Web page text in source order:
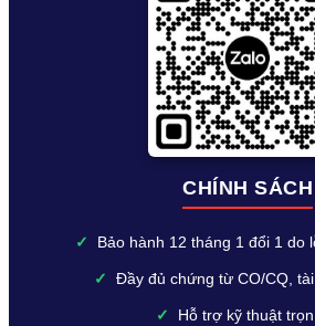
CHÍNH SÁCH
✓ Bảo hành 12 tháng 1 đổi 1 do
✓ Đầy đủ chứng từ CO/CQ,
✓ Hỗ trợ kỹ thuật